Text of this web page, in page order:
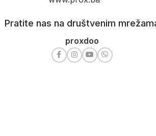
Pratite nas na društvenim
proxdoo